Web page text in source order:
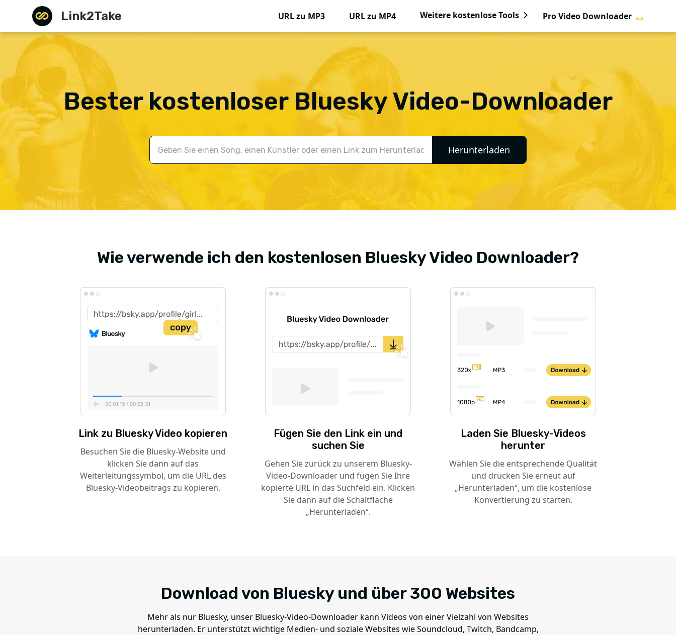
Link2Take URL zu MP3 URL zu MP4 Weitere kostenlose Tools Pro Video Downloader
Bester kostenloser Bluesky Video-Downloader
Herunterladen
Wie verwende ich den kostenlosen Bluesky Video Downloader?
Link zu Bluesky Video kopieren
Besuchen Sie die Bluesky-Website und
klicken Sie dann auf das
Weiterleitungssymbol, um die URL des
Bluesky-Videobeitrags zu kopieren.
Fügen Sie den Link ein und
suchen Sie
Gehen Sie zurück zu unserem Bluesky-
Video-Downloader und fügen Sie Ihre
kopierte URL in das Suchfeld ein. Klicken
Sie dann auf die Schaltfläche
„Herunterladen“.
Laden Sie Bluesky-Videos
herunter
Wählen Sie die entsprechende Qualität
und drücken Sie erneut auf
„Herunterladen“, um die kostenlose
Konvertierung zu starten.
Download von Bluesky und über 300 Websites
Mehr als nur Bluesky, unser Bluesky-Video-Downloader kann Videos von einer Vielzahl von Websites
herunterladen. Er unterstützt wichtige Medien- und soziale Websites wie Soundcloud, Twitch, Bandcamp,